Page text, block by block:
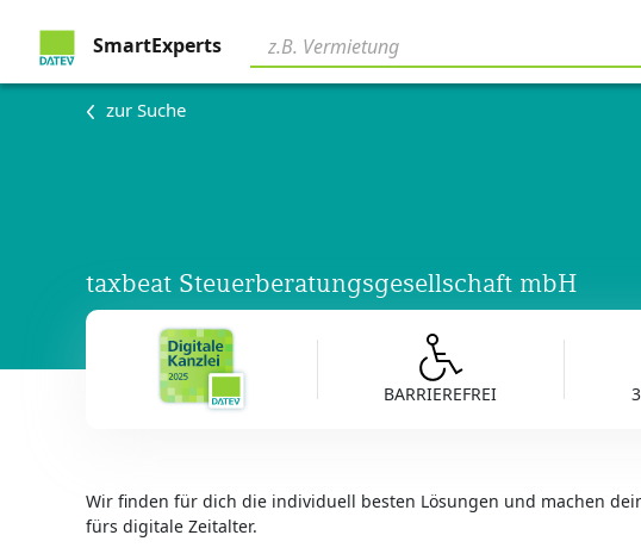
SmartExperts
zur Suche
taxbeat Steuerberatungsgesellschaft mbH
BARRIEREFREI
Wir finden für dich die individuell besten Lösungen und machen
fürs digitale Zeitalter.